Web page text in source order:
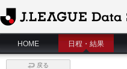
J.League Data Site
HOME
日程・結果
戻る